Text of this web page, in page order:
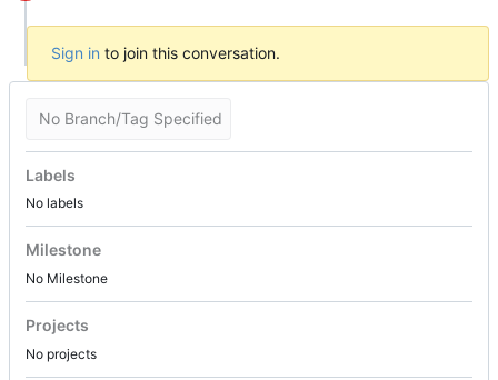
Sign in to join this conversation.
No Branch/Tag Specified
Labels
No labels
Milestone
No Milestone
Projects
No projects